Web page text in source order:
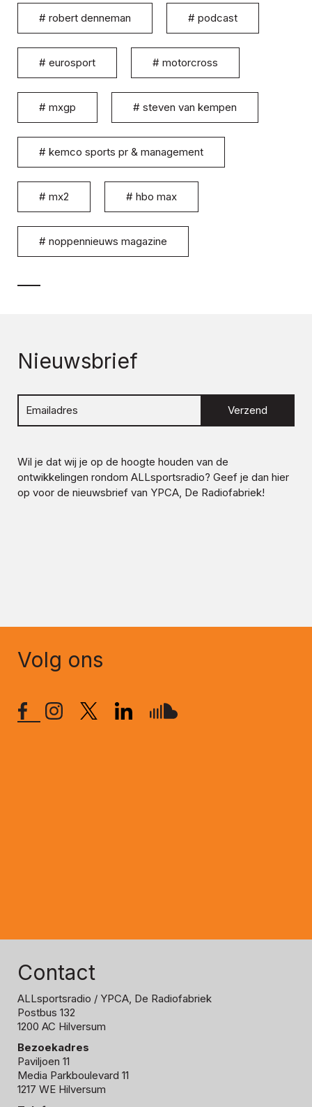
# robert denneman # podcast
# eurosport # motorcross
# mxgp # steven van kempen
# kemco sports pr & management
# mx2 # hbo max
# noppennieuws magazine
Nieuwsbrief
Verzend
Wil je dat wij je op de hoogte houden van de
ontwikkelingen rondom ALLsportsradio? Geef je dan hier
op voor de nieuwsbrief van YPCA, De Radiofabriek!
Volg ons
Contact
ALLsportsradio / YPCA, De Radiofabriek
Postbus 132
1200 AC Hilversum
Bezoekadres
Paviljoen 11
Media Parkboulevard 11
1217 WE Hilversum